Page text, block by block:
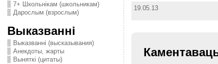
7+ Школьнікам (школьникам)
Дарослым (взрослым)
Выказванні
Выказванні (высказывания)
Анекдоты, жарты
Выняткі (цитаты)
19.05.13